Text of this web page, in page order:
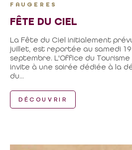
FAUGERES
FÊTE DU CIEL
La Fête du Ciel initialement
juillet, est reportée au samedi 19
septembre. L'Office du Tourisme
invite à une soirée dédiée à la
du...
DÉCOUVRIR